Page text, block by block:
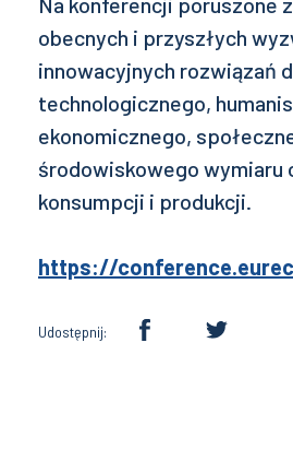
obecnych i przyszłych
innowacyjnych rozwiązań
technologicznego,
ekonomicznego,
środowiskowego wymiaru
konsumpcji i produkcji.
https://
Udostępnij: